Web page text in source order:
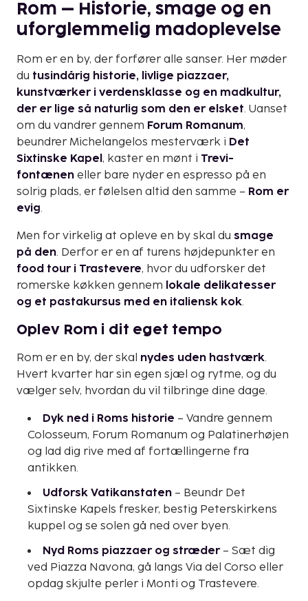
Rom – Historie, smage og en
uforglemmelig madoplevelse
Rom er en by, der forfører alle sanser. Her møder
du tusindårig historie, livlige piazzaer,
kunstværker i verdensklasse og en madkultur,
der er lige så naturlig som den er elsket. Uanset
om du vandrer gennem Forum Romanum,
beundrer Michelangelos mesterværk i Det
Sixtinske Kapel, kaster en mønt i Trevi-
fontænen eller bare nyder en espresso på en
solrig plads, er følelsen altid den samme – Rom er
evig.
Men for virkelig at opleve en by skal du smage
på den. Derfor er en af turens højdepunkter en
food tour i Trastevere, hvor du udforsker det
romerske køkken gennem lokale delikatesser
og et pastakursus med en italiensk kok.
Oplev Rom i dit eget tempo
Rom er en by, der skal nydes uden hastværk.
Hvert kvarter har sin egen sjæl og rytme, og du
vælger selv, hvordan du vil tilbringe dine dage.
Dyk ned i Roms historie – Vandre gennem
Colosseum, Forum Romanum og Palatinerhøjen
og lad dig rive med af fortællingerne fra
antikken.
Udforsk Vatikanstaten – Beundr Det
Sixtinske Kapels fresker, bestig Peterskirkens
kuppel og se solen gå ned over byen.
Nyd Roms piazzaer og stræder– Sæt dig
ved Piazza Navona, gå langs Via del Corso eller
opdag skjulte perler i Monti og Trastevere.